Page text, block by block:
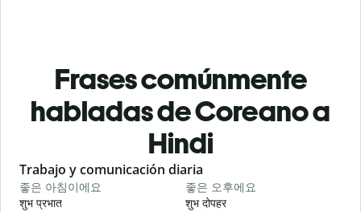
Frases comúnmente
habladas de Coreano a
Hindi
Slide 1 of 6
Trabajo y comunicación diaria
좋은 아침이에요
शुभ प्रभात
좋은 오후에요
शुभ दोपहर